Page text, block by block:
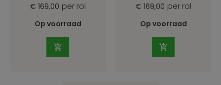
€ 169,00 per rol
Op voorraad
€ 169,00 per rol
Op voorraad